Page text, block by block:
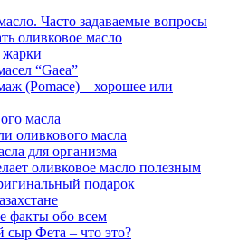
Часто задаваемые вопросы
оливковое масло
жарки
“Gaea”
(Pomace) – хорошее или
масла
оливкового масла
для организма
оливковое масло полезным
подарок
факты обо всем
сыр Фета – что это?